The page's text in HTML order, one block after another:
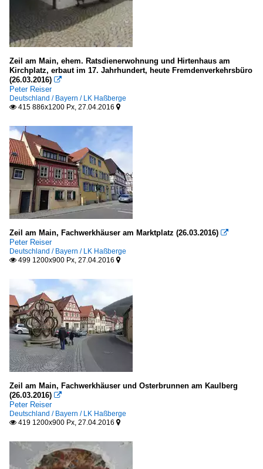
Zeil am Main, ehem. Ratsdienerwohnung und Hirtenhaus am
Kirchplatz, erbaut im 17. Jahrhundert, heute Fremdenverkehrsbüro
(26.03.2016) 
Peter Reiser
Deutschland / Bayern / LK Haßberge
 415 886x1200 Px, 27.04.2016 
Zeil am Main, Fachwerkhäuser am Marktplatz (26.03.2016) 
Peter Reiser
Deutschland / Bayern / LK Haßberge
 499 1200x900 Px, 27.04.2016 
Zeil am Main, Fachwerkhäuser und Osterbrunnen am Kaulberg
(26.03.2016) 
Peter Reiser
Deutschland / Bayern / LK Haßberge
 419 1200x900 Px, 27.04.2016 